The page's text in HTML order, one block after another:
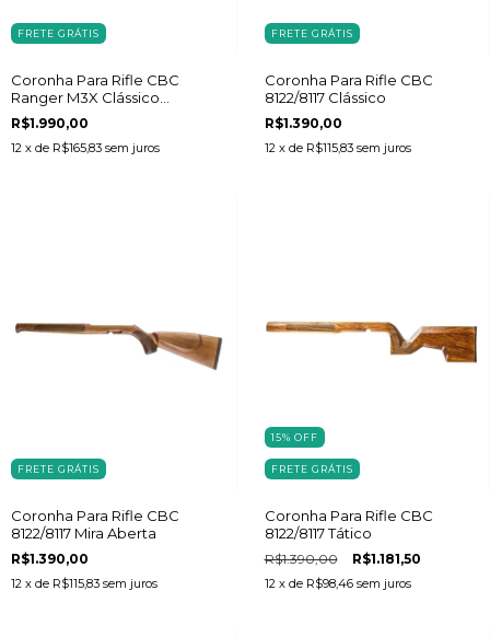
FRETE GRÁTIS
Coronha Para Rifle CBC
Ranger M3X Clássico
Jequitibá
R$1.990,00
12 x de R$165,83 sem juros
FRETE GRÁTIS
Coronha Para Rifle CBC
8122/8117 Clássico
R$1.390,00
12 x de R$115,83 sem juros
FRETE GRÁTIS
Coronha Para Rifle CBC
8122/8117 Mira Aberta
R$1.390,00
12 x de R$115,83 sem juros
15% OFF
FRETE GRÁTIS
Coronha Para Rifle CBC
8122/8117 Tático
R$1.390,00 R$1.181,50
12 x de R$98,46 sem juros